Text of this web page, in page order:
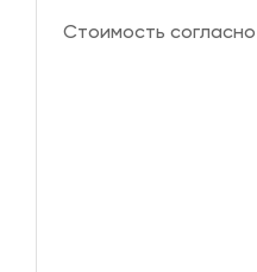
Стоимость